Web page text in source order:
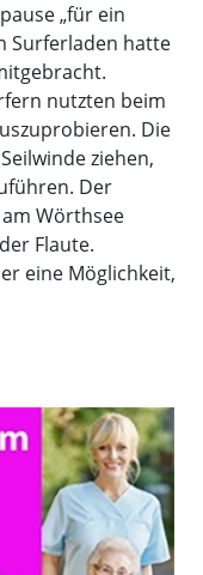
„für ein
Surferladen hatte
nutzten beim
Die
ziehen,
Der
Wörthsee
Flaute.
eine Möglichkeit,